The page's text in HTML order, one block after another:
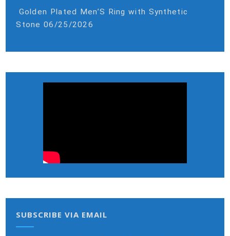
Golden Plated Men’S Ring with Synthetic
Stone 06/25/2026
SUBSCRIBE VIA EMAIL